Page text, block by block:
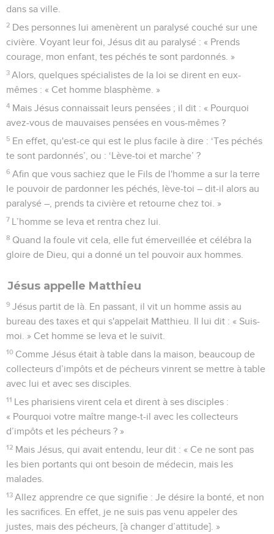
dans sa ville.
2 Des personnes lui amenèrent un paralysé couché sur une
civière. Voyant leur foi, Jésus dit au paralysé : « Prends
courage, mon enfant, tes péchés te sont pardonnés. »
3 Alors, quelques spécialistes de la loi se dirent en eux-
mêmes : « Cet homme blasphème. »
4 Mais Jésus connaissait leurs pensées ; il dit : « Pourquoi
avez-vous de mauvaises pensées en vous-mêmes ?
5 En effet, qu'est-ce qui est le plus facile à dire : ‘Tes péchés
te sont pardonnés’, ou : ‘Lève-toi et marche’ ?
6 Afin que vous sachiez que le Fils de l'homme a sur la terre
le pouvoir de pardonner les péchés, lève-toi – dit-il alors au
paralysé –, prends ta civière et retourne chez toi. »
7 L’homme se leva et rentra chez lui.
8 Quand la foule vit cela, elle fut émerveillée et célébra la
gloire de Dieu, qui a donné un tel pouvoir aux hommes.
Jésus appelle Matthieu
9 Jésus partit de là. En passant, il vit un homme assis au
bureau des taxes et qui s'appelait Matthieu. Il lui dit : « Suis-
moi. » Cet homme se leva et le suivit.
10 Comme Jésus était à table dans la maison, beaucoup de
collecteurs d’impôts et de pécheurs vinrent se mettre à table
avec lui et avec ses disciples.
11 Les pharisiens virent cela et dirent à ses disciples :
« Pourquoi votre maître mange-t-il avec les collecteurs
d’impôts et les pécheurs ? »
12 Mais Jésus, qui avait entendu, leur dit : « Ce ne sont pas
les bien portants qui ont besoin de médecin, mais les
malades.
13 Allez apprendre ce que signifie : Je désire la bonté, et non
les sacrifices. En effet, je ne suis pas venu appeler des
justes, mais des pécheurs, [à changer d’attitude]. »